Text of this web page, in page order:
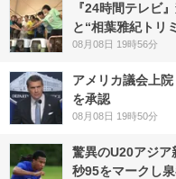
『24時間テレビ
と“相葉雅紀トリ
08月08日 19時56分
アメリカ議会上
を承認
08月08日 19時50分
驚異のU20アジア
秒95をマークし